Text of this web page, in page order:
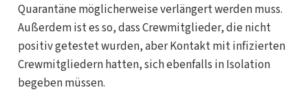
Quarantäne möglicherweise verlängert werden muss.
Außerdem ist es so, dass Crewmitglieder, die nicht
positiv getestet wurden, aber Kontakt mit infizierten
Crewmitgliedern hatten, sich ebenfalls in Isolation
begeben müssen.